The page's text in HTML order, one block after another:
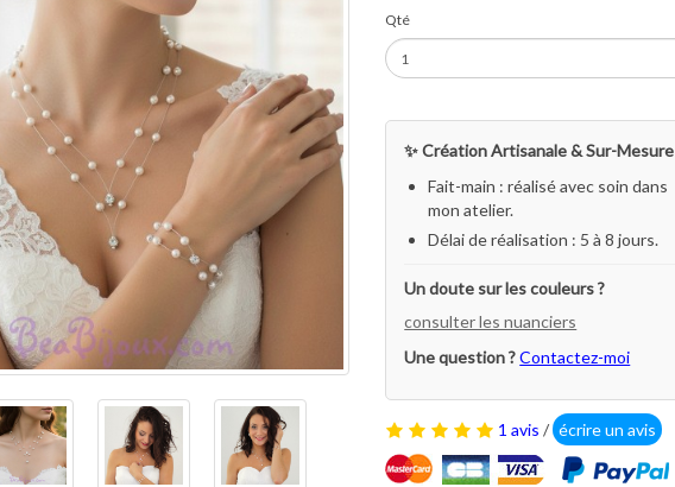
Qté
✨ Création Artisanale & Sur-Mesure
Fait-main : réalisé avec soin dans
mon atelier.
Délai de réalisation : 5 à 8 jours.
Un doute sur les couleurs ?
consulter les nuanciers
Une question ?Contactez-moi
1 avis / écrire un avis